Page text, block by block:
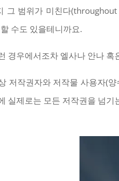
그 범위가 미친다
수도 있을테니까요.
경우에서조차 엘사나 안나
저작권자와 저작물 사용자(
실제로는 모든 저작권을 넘